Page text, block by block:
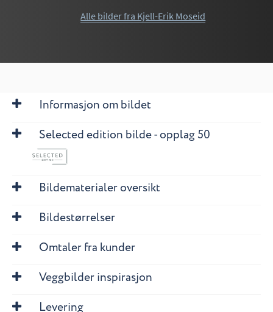
Alle bilder fra Kjell-Erik Moseid
Informasjon om bildet
Selected edition bilde - opplag 50
Bildematerialer oversikt
Bildestørrelser
Omtaler fra kunder
Veggbilder inspirasjon
Levering